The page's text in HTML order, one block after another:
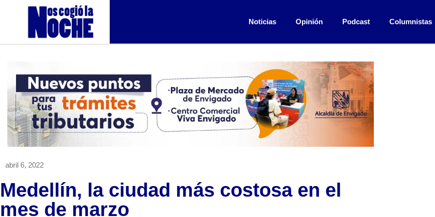
Noticias Opinión Podcast Columnistas
abril 6, 2022
Medellín, la ciudad más costosa en el
mes de marzo